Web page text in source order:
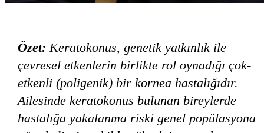
Özet: Keratokonus, genetik yatkınlık ile
çevresel etkenlerin birlikte rol oynadığı çok-
etkenli (poligenik) bir kornea hastalığıdır.
Ailesinde keratokonus bulunan bireylerde
hastalığa yakalanma riski genel popülasyona